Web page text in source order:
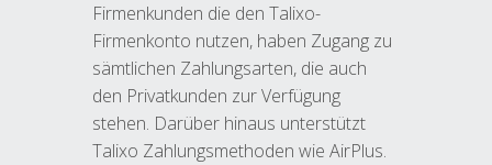
Firmenkunden die den Talixo-
Firmenkonto nutzen, haben Zugang zu
sämtlichen Zahlungsarten, die auch
den Privatkunden zur Verfügung
stehen. Darüber hinaus unterstützt
Talixo Zahlungsmethoden wie AirPlus.